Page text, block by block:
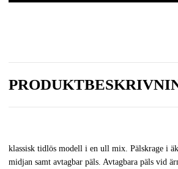
klassisk tidlös modell i en ull mix. Pälskrage i
midjan samt avtagbar päls. Avtagbara päls vid